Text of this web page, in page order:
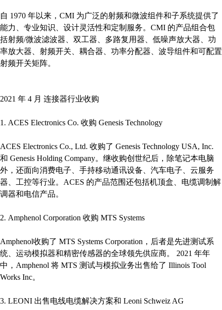
自 1970 年以来，CMI 为广泛的射频和微波组件和子系统提供了
能力、专业知识、设计灵活性和定制服务。CMI 的产品组合包
括射频/微波滤波器、双工器、多路复用器、低噪声放大器、功
率放大器、射频开关、耦合器、功率分配器、波导组件和可配置
射频开关矩阵。
2021 年 4 月 连接器行业收购
1. ACES Electronics Co. 收购 Genesis Technology
ACES Electronics Co., Ltd. 收购了 Genesis Technology USA, Inc.
和 Genesis Holding Company。继收购创世纪后，除笔记本电脑
外，还面向消费电子、手持移动通讯设备、汽车电子、云服务
器、工控等行业。ACES 的产品范围还包括机顶盒、电缆调制解
调器和电信产品。
2. Amphenol Corporation 收购 MTS Systems
Amphenol收购了 MTS Systems Corporation，后者是先进测试系
统、运动模拟器和精密传感器的全球领先供应商。 2021 年年
中，Amphenol 将 MTS 测试与模拟业务出售给了 Illinois Tool
Works Inc。
3. LEONI 出售电线电缆解决方案和 Leoni Schweiz AG